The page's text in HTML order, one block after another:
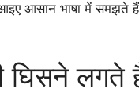
आसान भाषा में
घिसने लगते